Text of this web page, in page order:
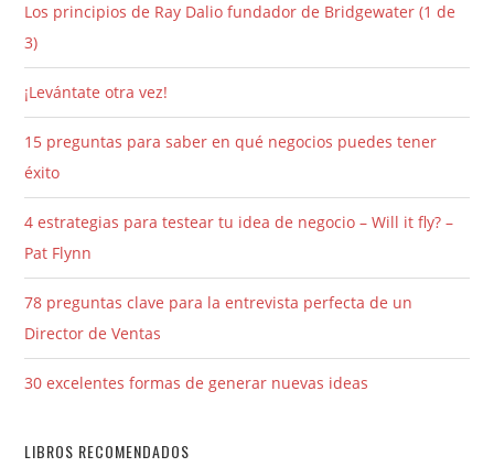
Los principios de Ray Dalio fundador de Bridgewater (1 de
3)
¡Levántate otra vez!
15 preguntas para saber en qué negocios puedes tener
éxito
4 estrategias para testear tu idea de negocio – Will it fly? –
Pat Flynn
78 preguntas clave para la entrevista perfecta de un
Director de Ventas
30 excelentes formas de generar nuevas ideas
LIBROS RECOMENDADOS